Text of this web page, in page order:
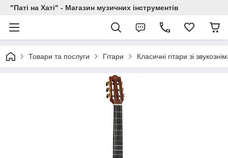
"Паті на Хаті" - Магазин музичних інструментів
Товари та послуги Гітари Класичні гітари зі